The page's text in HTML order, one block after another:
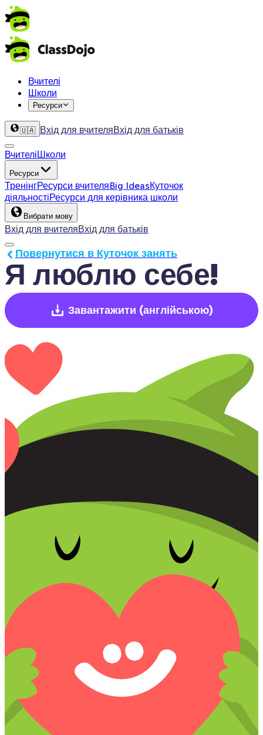
Вчителі
Школи
Ресурси
🇺🇦 Вхід для вчителяВхід для батьків
ВчителіШколи
Ресурси
ТренінгРесурси вчителяBig IdeasКуточок
діяльностіРесурси для керівника школи
Вибрати мову
Вхід для вчителяВхід для батьків
Я люблю себе!
Повернутися в Куточок занять
Завантажити (англійською)